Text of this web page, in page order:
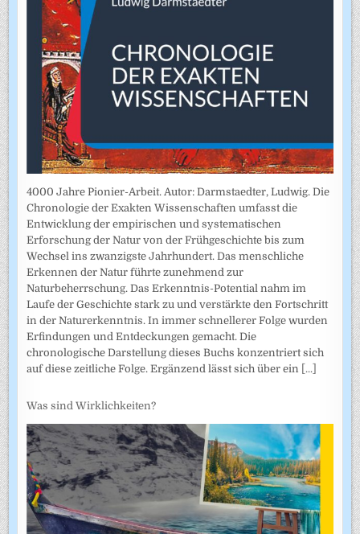
4000 Jahre Pionier-Arbeit. Autor: Darmstaedter, Ludwig. Die
Chronologie der Exakten Wissenschaften umfasst die
Entwicklung der empirischen und systematischen
Erforschung der Natur von der Frühgeschichte bis zum
Wechsel ins zwanzigste Jahrhundert. Das menschliche
Erkennen der Natur führte zunehmend zur
Naturbeherrschung. Das Erkenntnis-Potential nahm im
Laufe der Geschichte stark zu und verstärkte den Fortschritt
in der Naturerkenntnis. In immer schnellerer Folge wurden
Erfindungen und Entdeckungen gemacht. Die
chronologische Darstellung dieses Buchs konzentriert sich
auf diese zeitliche Folge. Ergänzend lässt sich über ein [...]
Was sind Wirklichkeiten?